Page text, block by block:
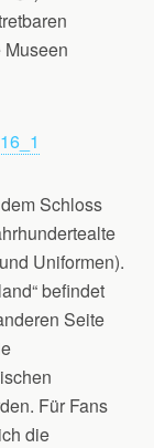
Schloss
Uniformen).
befindet
Seite
Für Fans
die